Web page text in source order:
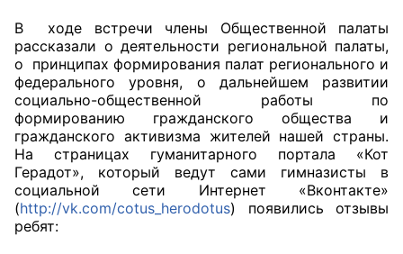
Главная
Общественные советы
Общественные советы при территориальных
органах федеральных органов
исполнительной власти
Общественные советы по проведению
независимой оценки качества условий
В ходе встречи члены Общественной палаты
рассказали о деятельности региональной палаты,
о принципах формирования палат регионального и
федерального уровня, о дальнейшем развитии
социально-общественной работы по
формированию гражданского общества и
гражданского активизма жителей нашей страны.
На страницах гуманитарного портала «Кот
Герадот», который ведут сами гимназисты в
социальной сети Интернет «Вконтакте»
(http://vk.com/cotus_herodotus) появились отзывы
ребят: